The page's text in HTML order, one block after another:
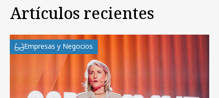
Artículos recientes
Empresas y Negocios